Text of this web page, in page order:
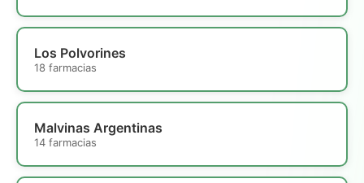
Los Polvorines
18 farmacias
Malvinas Argentinas
14 farmacias